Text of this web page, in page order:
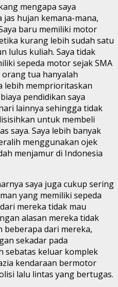
mengapa saya
jas hujan kemana-mana,
baru memiliki motor
kurang lebih sudah satu
lulus kuliah. Saya tidak
sepeda motor sejak SMA
tua hanyalah
lebih memprioritaskan
pendidikan saya
lainnya sehingga tidak
untuk membeli
saya. Saya lebih banyak
menggunakan ojek
menjamur di Indonesia
saya juga cukup sering
yang memiliki sepeda
mereka tidak mau
alasan mereka tidak
beberapa dari mereka,
sekadar pada
sebatas keluar komplek
kendaraan bermotor
lalu lintas yang bertugas.